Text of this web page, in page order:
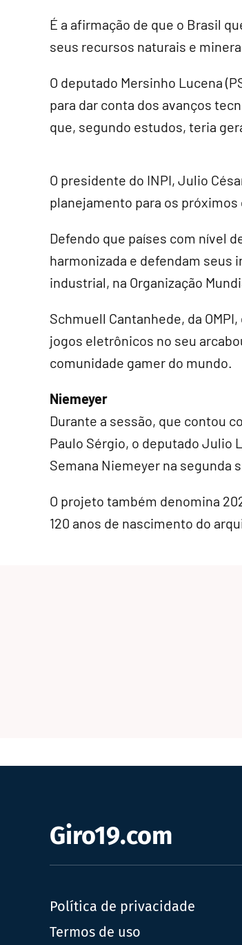
É a afirmação de que o Brasil
seus recursos naturais e
O deputado Mersinho Lucena
para dar conta dos avanços
que, segundo estudos, teria
O presidente do INPI, Julio
planejamento para os próximos
Defendo que países com nível
harmonizada e defendam seus
industrial, na Organização
Schmuell Cantanhede, da
jogos eletrônicos no seu
comunidade gamer do mundo.
Niemeyer
Durante a sessão, que contou
Paulo Sérgio, o deputado Julio
Semana Niemeyer na segunda
O projeto também denomina
120 anos de nascimento do
Giro19.com
Política de privacidade
Termos de uso